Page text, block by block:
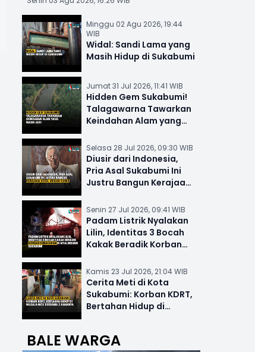
Minggu 02 Agu 2026, 19:44
WIB
Widal: Sandi Lama yang
Masih Hidup di Sukabumi
Jumat 31 Jul 2026, 11:41 WIB
Hidden Gem Sukabumi!
Talagawarna Tawarkan
Keindahan Alam yang
Selasa 28 Jul 2026, 09:30 WIB
Diusir dari Indonesia,
Pria Asal Sukabumi Ini
Justru Bangun Kerajaan
Senin 27 Jul 2026, 09:41 WIB
Padam Listrik Nyalakan
Lilin, Identitas 3 Bocah
Kakak Beradik Korban
Kamis 23 Jul 2026, 21:04 WIB
Cerita Meti di Kota
Sukabumi: Korban KDRT,
Bertahan Hidup di
BALE WARGA